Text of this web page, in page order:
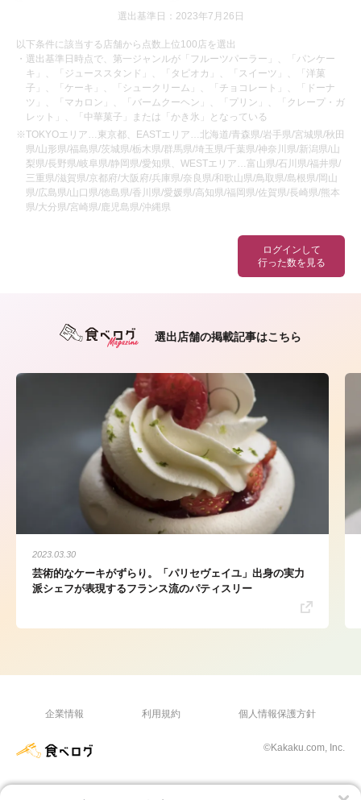
ログインして
行った数を見る
選出基準日：2023年7月26日
以下条件に該当する店舗から点数上位100店を選出
・選出基準日時点で、第一ジャンルが「フルーツパーラー」、「パンケー
キ」、「ジューススタンド」、「タピオカ」、「スイーツ」、「洋菓
子」、「ケーキ」、「シュークリーム」、「チョコレート」、「ドーナ
ツ」、「マカロン」、「バームクーヘン」、「プリン」、「クレープ・ガ
レット」、「中華菓子」または「かき氷」となっている
※TOKYOエリア…東京都、EASTエリア…北海道/青森県/岩手県/宮城県/秋田
県/山形県/福島県/茨城県/栃木県/群馬県/埼玉県/千葉県/神奈川県/新潟県/山
梨県/長野県/岐阜県/静岡県/愛知県、WESTエリア…富山県/石川県/福井県/
三重県/滋賀県/京都府/大阪府/兵庫県/奈良県/和歌山県/鳥取県/島根県/岡山
県/広島県/山口県/徳島県/香川県/愛媛県/高知県/福岡県/佐賀県/長崎県/熊本
県/大分県/宮崎県/鹿児島県/沖縄県
選出店舗の掲載記事はこちら
2023.03.30
芸術的なケーキがずらり。「パリセヴェイユ」出身の実力
派シェフが表現するフランス流のパティスリー
企業情報 利用規約 個人情報保護方針
©Kakaku.com, Inc.